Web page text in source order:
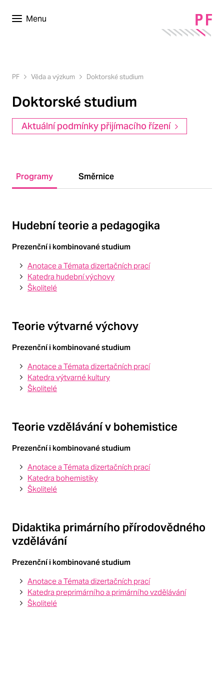
Menu
PF Věda a výzkum Doktorské studium
Doktorské studium
Aktuální podmínky přijímacího řízení
Programy Směrnice
Hudební teorie a pedagogika
Prezenční i kombinované studium
Anotace a Témata dizertačních prací
Katedra hudební výchovy
Školitelé
Teorie výtvarné výchovy
Prezenční i kombinované studium
Anotace a Témata dizertačních prací
Katedra výtvarné kultury
Školitelé
Teorie vzdělávání v bohemistice
Prezenční i kombinované studium
Anotace a Témata dizertačních prací
Katedra bohemistiky
Školitelé
Didaktika primárního přírodovědného
vzdělávání
Prezenční i kombinované studium
Anotace a Témata dizertačních prací
Katedra preprimárního a primárního vzdělávání
Školitelé